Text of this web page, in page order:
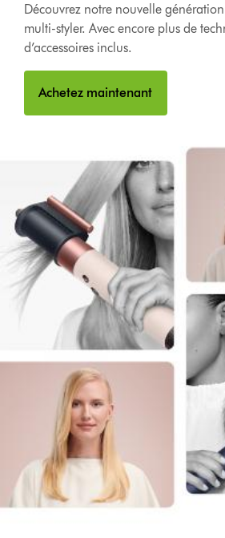
Découvrez notre nouvelle
multi-styler. Avec encore plus de
d’accessoires inclus.
Achetez maintenant